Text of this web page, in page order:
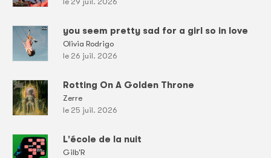
you seem pretty sad for a girl so in love
Olivia Rodrigo
le 26 juil. 2026
Rotting On A Golden Throne
Zerre
le 25 juil. 2026
L'école de la nuit
Gilb'R